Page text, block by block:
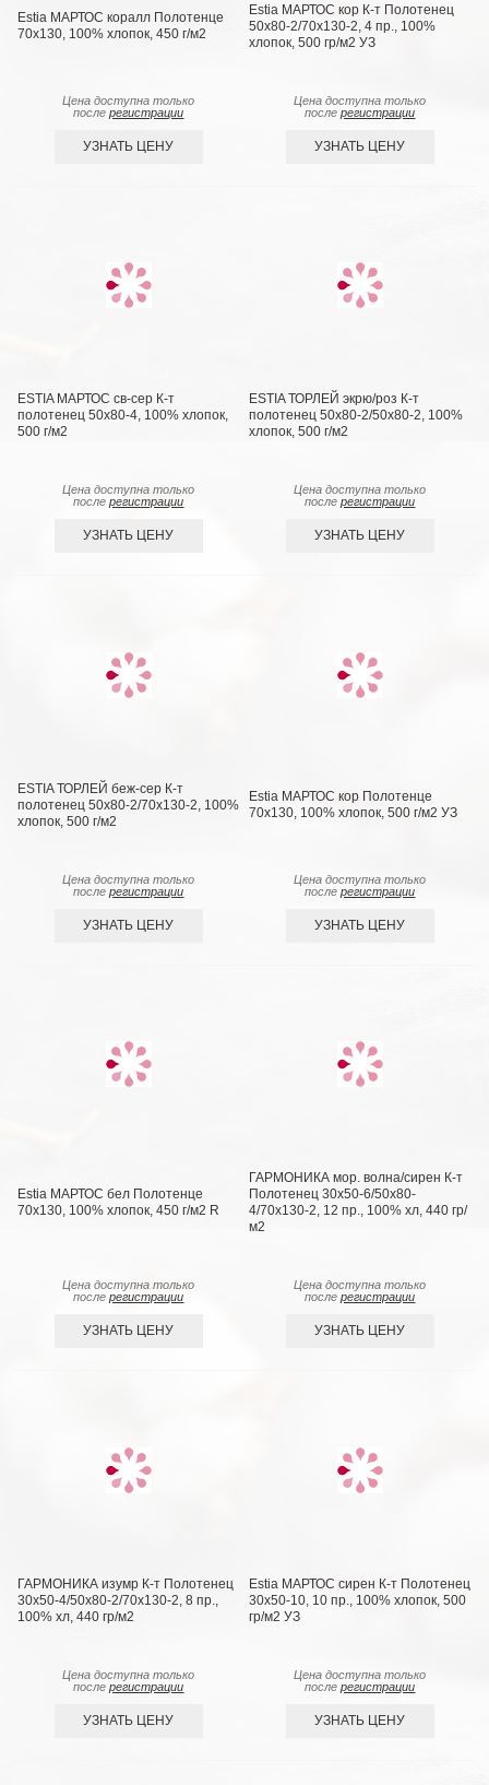
Estia МАРТОС коралл Полотенце
70х130, 100% хлопок, 450 г/м2
Цена доступна только
послерегистрации
УЗНАТЬ ЦЕНУ
Estia МАРТОС кор К-т Полотенец
50х80-2/70х130-2, 4 пр., 100%
хлопок, 500 гр/м2 УЗ
Цена доступна только
послерегистрации
УЗНАТЬ ЦЕНУ
ESTIA МАРТОС св-сер К-т
полотенец 50х80-4, 100% хлопок,
500 г/м2
Цена доступна только
послерегистрации
УЗНАТЬ ЦЕНУ
ESTIA ТОРЛЕЙ экрю/роз К-т
полотенец 50х80-2/50х80-2, 100%
хлопок, 500 г/м2
Цена доступна только
послерегистрации
УЗНАТЬ ЦЕНУ
ESTIA ТОРЛЕЙ беж-сер К-т
полотенец 50х80-2/70х130-2, 100%
хлопок, 500 г/м2
Цена доступна только
послерегистрации
УЗНАТЬ ЦЕНУ
Estia МАРТОС кор Полотенце
70х130, 100% хлопок, 500 г/м2 УЗ
Цена доступна только
послерегистрации
УЗНАТЬ ЦЕНУ
Estia МАРТОС бел Полотенце
70х130, 100% хлопок, 450 г/м2 R
Цена доступна только
послерегистрации
УЗНАТЬ ЦЕНУ
ГАРМОНИКА мор. волна/сирен К-т
Полотенец 30х50-6/50х80-
4/70х130-2, 12 пр., 100% хл, 440 гр/
м2
Цена доступна только
послерегистрации
УЗНАТЬ ЦЕНУ
ГАРМОНИКА изумр К-т Полотенец
30х50-4/50х80-2/70х130-2, 8 пр.,
100% хл, 440 гр/м2
Цена доступна только
послерегистрации
УЗНАТЬ ЦЕНУ
Estia МАРТОС сирен К-т Полотенец
30х50-10, 10 пр., 100% хлопок, 500
гр/м2 УЗ
Цена доступна только
послерегистрации
УЗНАТЬ ЦЕНУ